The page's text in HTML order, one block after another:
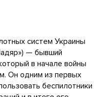
систем Украины
— бывший
в начале войны
Он одним из первых
беспилотники